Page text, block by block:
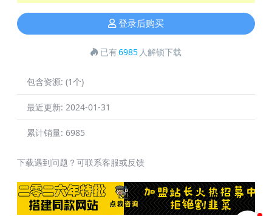
登录后购买
已有6985 人解锁下载
包含资源: (1个)
最近更新: 2024-01-31
累计销量: 6985
下载遇到问题？可联系客服或反馈